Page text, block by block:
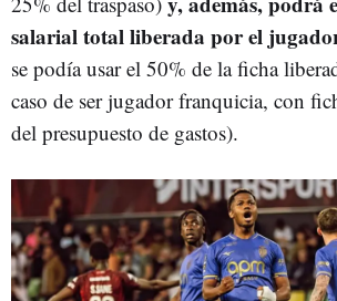
salarial total liberada por el
se podía usar el 50% de la ficha
caso de ser jugador franquicia, con
del presupuesto de gastos).